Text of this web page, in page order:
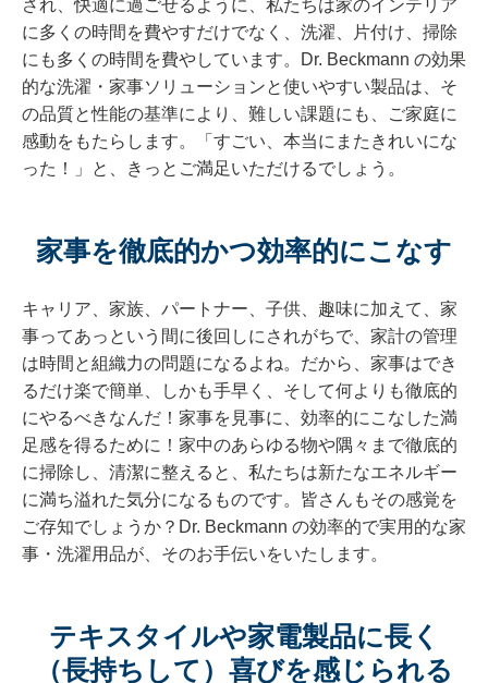
され、快適に過ごせるように、私たちは家のインテリア
に多くの時間を費やすだけでなく、洗濯、片付け、掃除
にも多くの時間を費やしています。Dr. Beckmann の効果
的な洗濯・家事ソリューションと使いやすい製品は、そ
の品質と性能の基準により、難しい課題にも、ご家庭に
感動をもたらします。「すごい、本当にまたきれいにな
った！」と、きっとご満足いただけるでしょう。
家事を徹底的かつ効率的にこなす
キャリア、家族、パートナー、子供、趣味に加えて、家
事ってあっという間に後回しにされがちで、家計の管理
は時間と組織力の問題になるよね。だから、家事はでき
るだけ楽で簡単、しかも手早く、そして何よりも徹底的
にやるべきなんだ！家事を見事に、効率的にこなした満
足感を得るために！家中のあらゆる物や隅々まで徹底的
に掃除し、清潔に整えると、私たちは新たなエネルギー
に満ち溢れた気分になるものです。皆さんもその感覚を
ご存知でしょうか？Dr. Beckmann の効率的で実用的な家
事・洗濯用品が、そのお手伝いをいたします。
テキスタイルや家電製品に長く
（長持ちして）喜びを感じられる